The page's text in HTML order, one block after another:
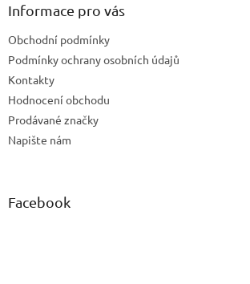
Informace pro vás
Obchodní podmínky
Podmínky ochrany osobních údajů
Kontakty
Hodnocení obchodu
Prodávané značky
Napište nám
Facebook